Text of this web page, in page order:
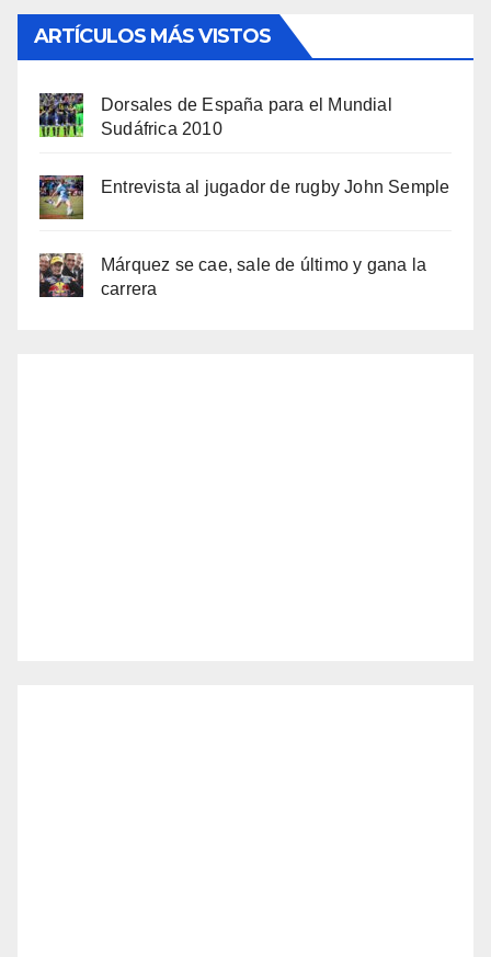
ARTÍCULOS MÁS VISTOS
Dorsales de España para el Mundial
Sudáfrica 2010
Entrevista al jugador de rugby John Semple
Márquez se cae, sale de último y gana la
carrera